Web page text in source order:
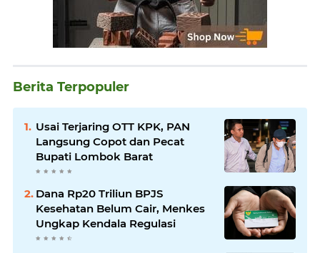
Berita Terpopuler
Usai Terjaring OTT KPK, PAN
Langsung Copot dan Pecat
Bupati Lombok Barat
Dana Rp20 Triliun BPJS
Kesehatan Belum Cair, Menkes
Ungkap Kendala Regulasi